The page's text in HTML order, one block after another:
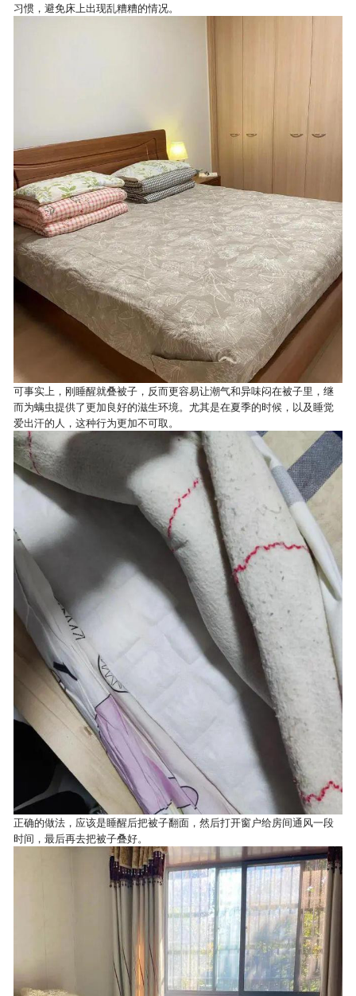
习惯，避免床上出现乱糟糟的情况。
可事实上，刚睡醒就叠被子，反而更容易让潮气和异味闷在被子里，继
而为螨虫提供了更加良好的滋生环境。尤其是在夏季的时候，以及睡觉
爱出汗的人，这种行为更加不可取。
正确的做法，应该是睡醒后把被子翻面，然后打开窗户给房间通风一段
时间，最后再去把被子叠好。